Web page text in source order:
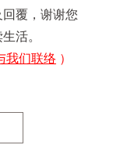
覆，谢谢您
活。
我们联络 ）